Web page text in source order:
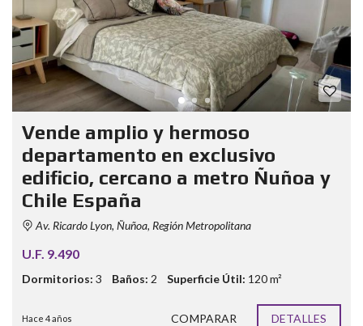
Vende amplio y hermoso
departamento en exclusivo
edificio, cercano a metro Ñuñoa y
Chile España
Av. Ricardo Lyon, Ñuñoa, Región Metropolitana
U.F. 9.490
Dormitorios: 3 Baños: 2 Superficie Útil: 120 m²
Hace 4 años COMPARAR DETALLES